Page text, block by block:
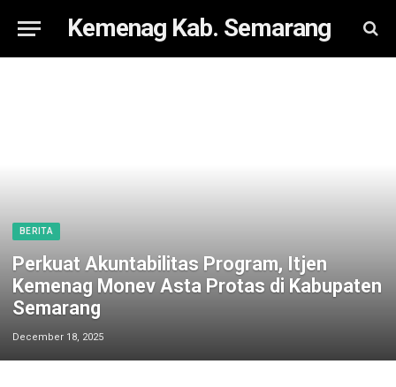
Kemenag Kab. Semarang
BERITA
Perkuat Akuntabilitas Program, Itjen
Kemenag Monev Asta Protas di Kabupaten
Semarang
December 18, 2025